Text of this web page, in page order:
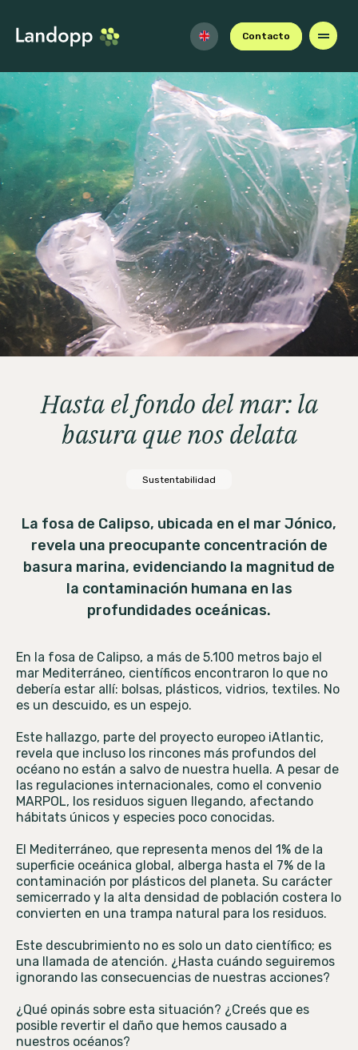
Contacto
Hasta el fondo del mar: la
basura que nos delata
Sustentabilidad
La fosa de Calipso, ubicada en el mar Jónico,
revela una preocupante concentración de
basura marina, evidenciando la magnitud de
la contaminación humana en las
profundidades oceánicas.
En la fosa de Calipso, a más de 5.100 metros bajo el
mar Mediterráneo, científicos encontraron lo que no
debería estar allí: bolsas, plásticos, vidrios, textiles. No
es un descuido, es un espejo.
Este hallazgo, parte del proyecto europeo iAtlantic,
revela que incluso los rincones más profundos del
océano no están a salvo de nuestra huella. A pesar de
las regulaciones internacionales, como el convenio
MARPOL, los residuos siguen llegando, afectando
hábitats únicos y especies poco conocidas.
El Mediterráneo, que representa menos del 1% de la
superficie oceánica global, alberga hasta el 7% de la
contaminación por plásticos del planeta. Su carácter
semicerrado y la alta densidad de población costera lo
convierten en una trampa natural para los residuos.
Este descubrimiento no es solo un dato científico; es
una llamada de atención. ¿Hasta cuándo seguiremos
ignorando las consecuencias de nuestras acciones?​
¿Qué opinás sobre esta situación? ¿Creés que es
posible revertir el daño que hemos causado a
nuestros océanos?